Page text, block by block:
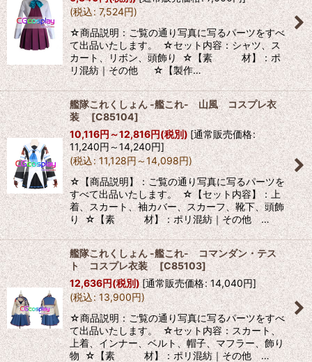
(税込: 7,524円)
☆商品説明：ご覧の通り写真に写るパーツをすべ
て出品いたします。 ☆セット内容：シャツ、ス
カート、リボン、頭飾り ☆【素 材】：ポ
リ混紡｜その他 ☆【製作…
艦隊これくしょん -艦これ- 山風 コスプレ衣
装[C85104]
10,116円～12,816円(税別) [通常販売価格:
11,240円～14,240円]
(税込: 11,128円～14,098円)
☆【商品説明】：ご覧の通り写真に写るパーツを
すべて出品いたします。 ☆【セット内容】：上
着、スカート、袖カバー、スカーフ、靴下、頭飾
り ☆【素 材】：ポリ混紡｜その他 …
艦隊これくしょん -艦これ- コマンダン・テス
ト コスプレ衣装[C85103]
12,636円(税別) [通常販売価格: 14,040円]
(税込: 13,900円)
☆商品説明：ご覧の通り写真に写るパーツをすべ
て出品いたします。 ☆セット内容：スカート、
上着、インナー、ベルト、帽子、マフラー、飾り
物 ☆【素 材】：ポリ混紡｜その他 …